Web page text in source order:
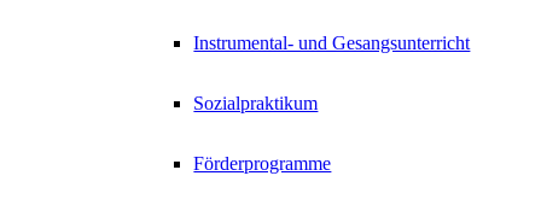
Instrumental- und Gesangsunterricht
Sozialpraktikum
Förderprogramme